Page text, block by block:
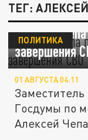
ТЕГ:
Депутат
завершения
ПОЛИТИКА
01 АВГУСТА 04:11
Заместитель
Госдумы по
Алексей